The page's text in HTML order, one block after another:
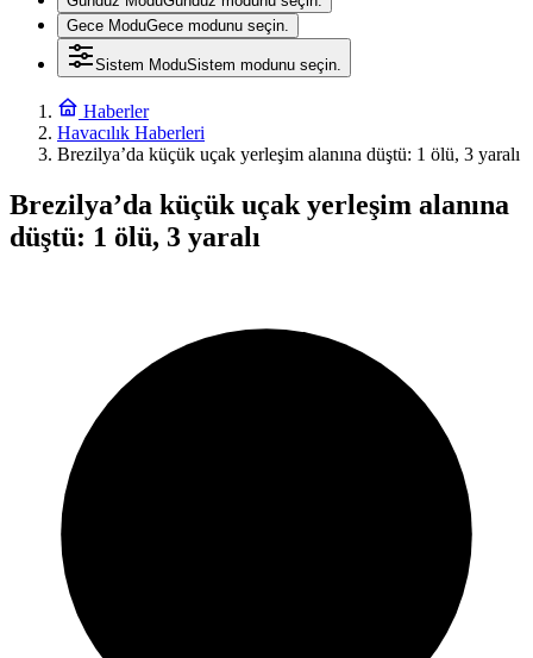
Gece ModuGece modunu seçin.
Sistem ModuSistem modunu seçin.
Haberler
Havacılık Haberleri
Brezilya’da küçük uçak yerleşim alanına düştü: 1 ölü, 3 yaralı
Brezilya’da küçük uçak yerleşim alanına
düştü: 1 ölü, 3 yaralı